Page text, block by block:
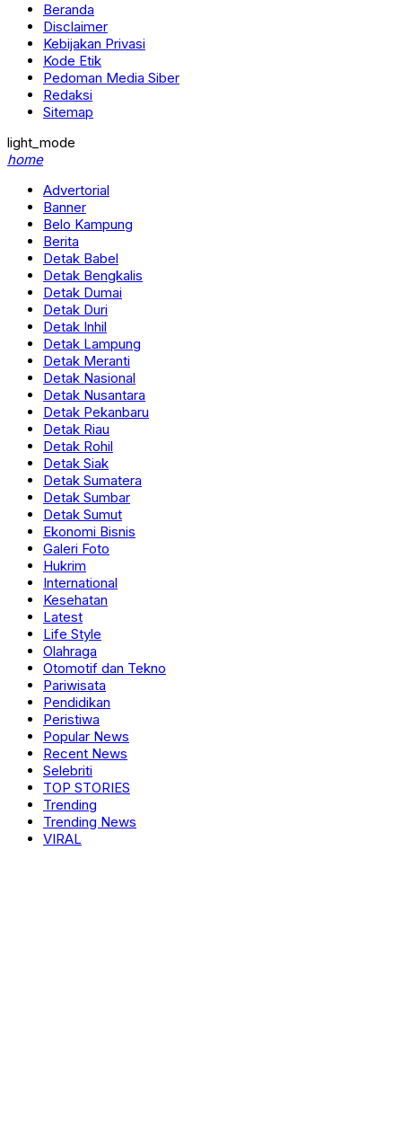
Beranda
Disclaimer
Kebijakan Privasi
Kode Etik
Pedoman Media Siber
Redaksi
Sitemap
light_mode
home
Advertorial
Banner
Belo Kampung
Berita
Detak Babel
Detak Bengkalis
Detak Dumai
Detak Duri
Detak Inhil
Detak Lampung
Detak Meranti
Detak Nasional
Detak Nusantara
Detak Pekanbaru
Detak Riau
Detak Rohil
Detak Siak
Detak Sumatera
Detak Sumbar
Detak Sumut
Ekonomi Bisnis
Galeri Foto
Hukrim
International
Kesehatan
Latest
Life Style
Olahraga
Otomotif dan Tekno
Pariwisata
Pendidikan
Peristiwa
Popular News
Recent News
Selebriti
TOP STORIES
Trending
Trending News
VIRAL